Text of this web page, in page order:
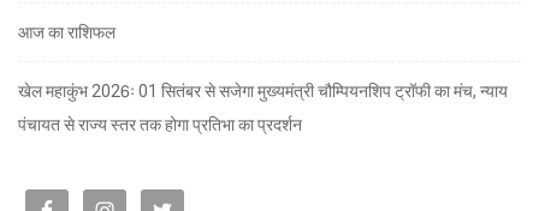
आज का राशिफल
खेल महाकुंभ 2026ः 01 सितंबर से सजेगा मुख्यमंत्री चौम्पियनशिप ट्रॉफी का मंच, न्याय
पंचायत से राज्य स्तर तक होगा प्रतिभा का प्रदर्शन